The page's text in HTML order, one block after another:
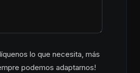
lo que necesita, más
podemos adaptarnos!